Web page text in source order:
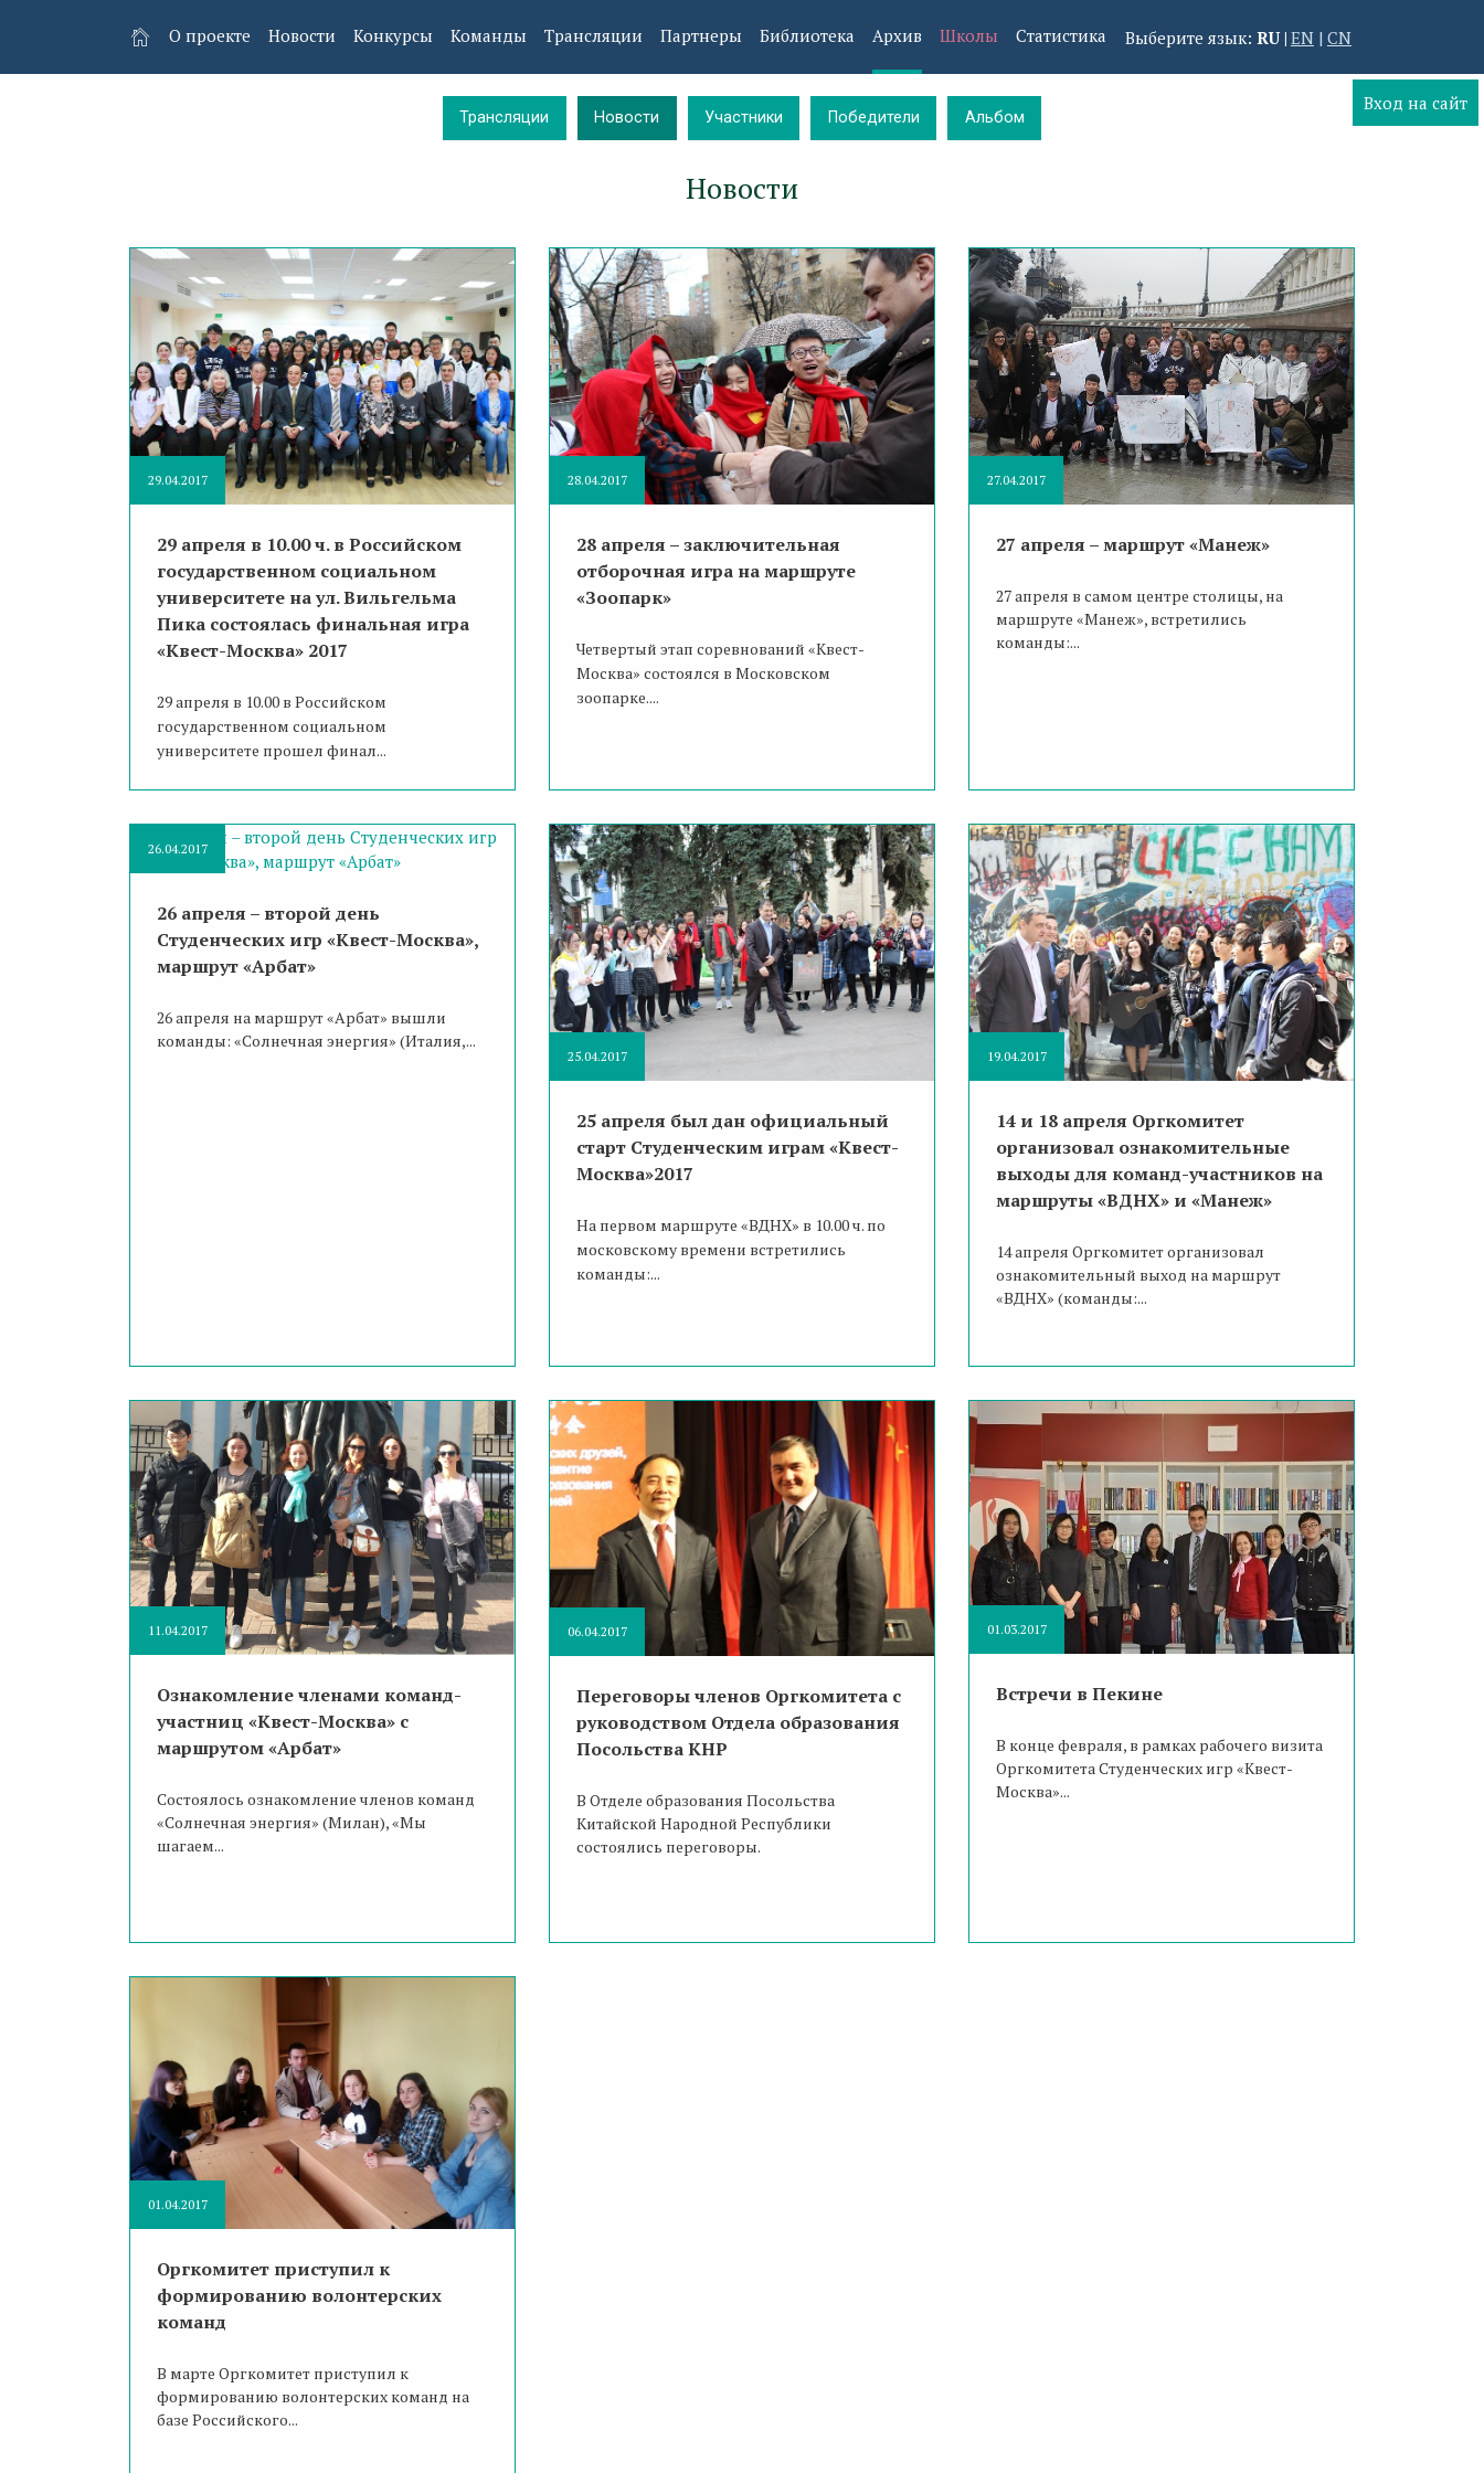
О проекте Новости Конкурсы Команды Трансляции Партнеры Библиотека Архив Школы Статистика Выберите язык: RU EN CN
Трансляции Новости Участники Победители Альбом
Новости
29.04.2017
29 апреля в 10.00 ч. в Российском
государственном социальном
университете на ул. Вильгельма
Пика состоялась финальная игра
«Квест-Москва» 2017
29 апреля в 10.00 в Российском
государственном социальном
университете прошел финал...
28.04.2017
28 апреля – заключительная
отборочная игра на маршруте
«Зоопарк»
Четвертый этап соревнований «Квест-
Москва» состоялся в Московском
зоопарке....
27.04.2017
27 апреля – маршрут «Манеж»
27 апреля в самом центре столицы, на
маршруте «Манеж», встретились
команды:...
26.04.2017
26 апреля – второй день
Студенческих игр «Квест-Москва»,
маршрут «Арбат»
26 апреля на маршрут «Арбат» вышли
команды: «Солнечная энергия» (Италия,...
25.04.2017
25 апреля был дан официальный
старт Студенческим играм «Квест-
Москва»2017
На первом маршруте «ВДНХ» в 10.00 ч. по
московскому времени встретились
команды:...
19.04.2017
14 и 18 апреля Оргкомитет
организовал ознакомительные
выходы для команд-участников на
маршруты «ВДНХ» и «Манеж»
14 апреля Оргкомитет организовал
ознакомительный выход на маршрут
«ВДНХ» (команды:...
11.04.2017
Ознакомление членами команд-
участниц «Квест-Москва» с
маршрутом «Арбат»
Состоялось ознакомление членов команд
«Солнечная энергия» (Милан), «Мы
шагаем...
06.04.2017
Переговоры членов Оргкомитета с
руководством Отдела образования
Посольства КНР
В Отделе образования Посольства
Китайской Народной Республики
состоялись переговоры.
01.03.2017
Встречи в Пекине
В конце февраля, в рамках рабочего визита
Оргкомитета Студенческих игр «Квест-
Москва»...
01.04.2017
Оргкомитет приступил к
формированию волонтерских
команд
В марте Оргкомитет приступил к
формированию волонтерских команд на
базе Российского...
Вход на сайт